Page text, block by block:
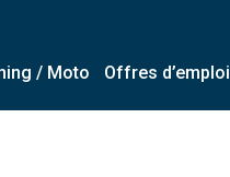
/ Moto Offres d’emploi